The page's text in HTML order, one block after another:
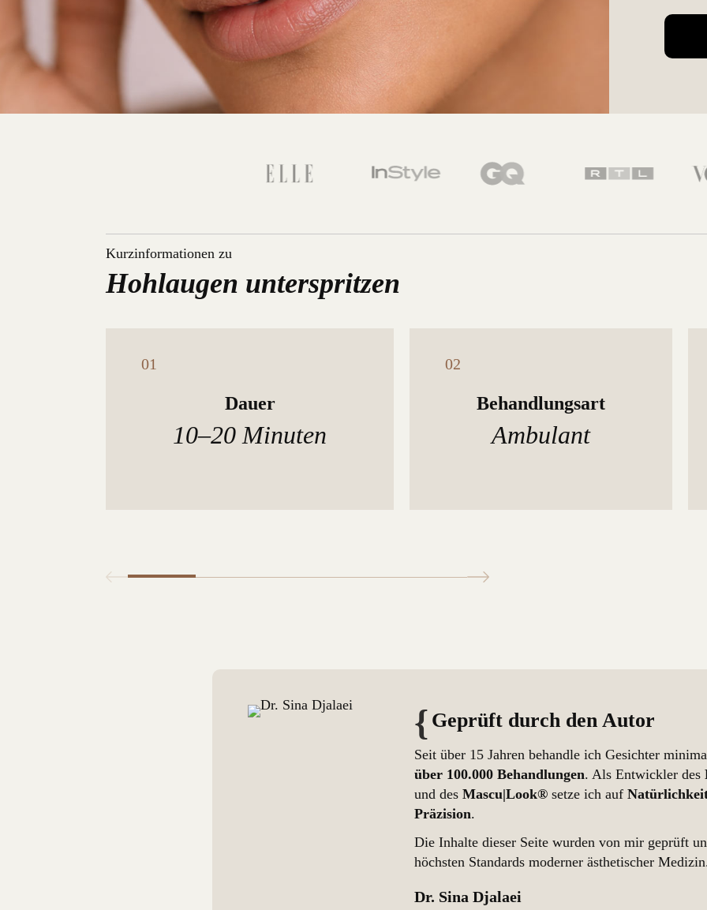
Kurzinformationen zu
Hohlaugen unterspritzen
Dauer
10–20 Minuten
Behandlungsart
Ambulant
Geprüft durch den Autor
Seit über 15 Jahren behandle ich Gesichter
über 100.000 Behandlungen. Als Entwickler des
und desMascu|Look® setze ich auf
Präzision.
Die Inhalte dieser Seite wurden von mir geprüft
höchsten Standards moderner ästhetischer
Dr. Sina Djalaei